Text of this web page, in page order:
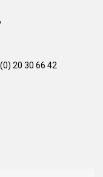
20 30 66 42